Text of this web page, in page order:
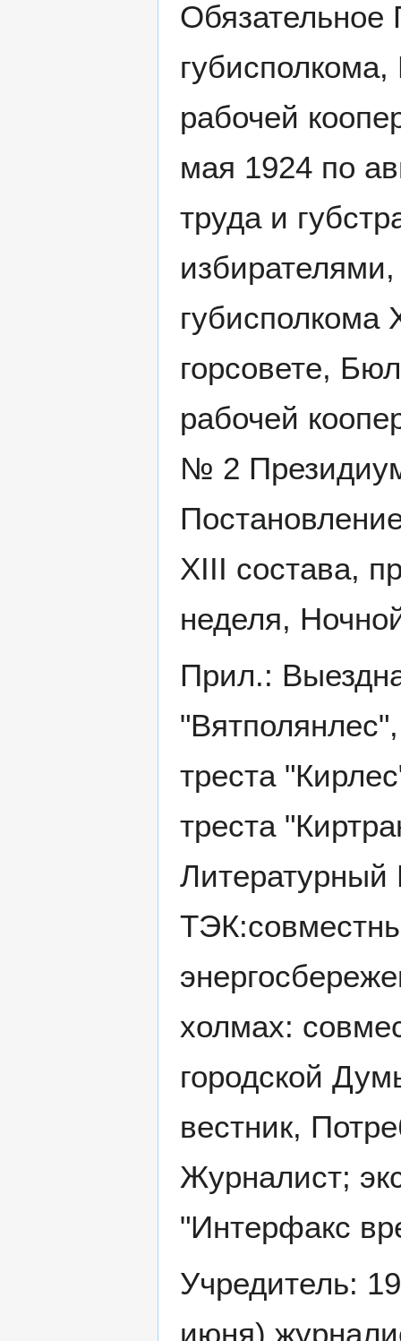
Обязательное
рабочей
мая 1924 по
труда и
губисполкома
горсовете,
рабочей
№ 2
XIII состава,
неделя,
Прил.:
треста
треста
Литературный
холмах:
городской
вестник,
Журналист;
"Интерфакс
Учредитель:
июня)